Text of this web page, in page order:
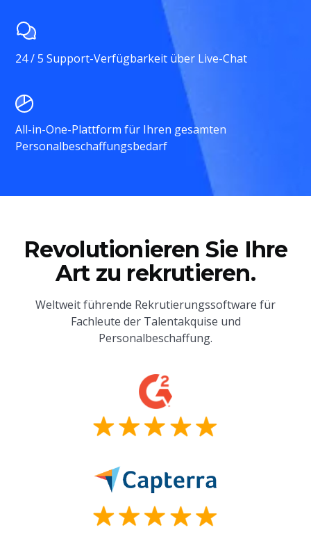
24 / 5 Support-Verfügbarkeit über Live-Chat
All-in-One-Plattform für Ihren gesamten
Personalbeschaffungsbedarf
Revolutionieren Sie Ihre
Art zu rekrutieren.
Weltweit führende Rekrutierungssoftware für
Fachleute der Talentakquise und
Personalbeschaffung.